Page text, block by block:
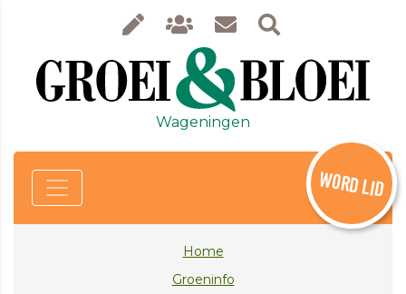
Wageningen
WORD LID
Home
Groeninfo